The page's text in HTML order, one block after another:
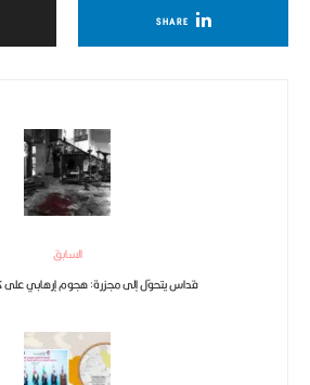
SHARE
السابق
قداس يتحوّل إلى مجزرة: هجوم إرهابي